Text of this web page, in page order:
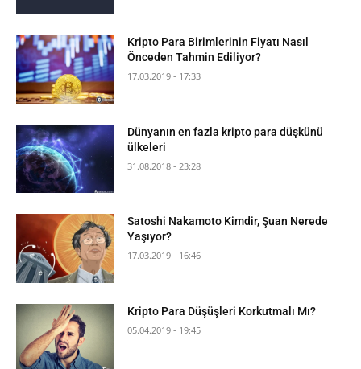
Kripto Para Birimlerinin Fiyatı Nasıl
Önceden Tahmin Ediliyor?
17.03.2019 - 17:33
Dünyanın en fazla kripto para düşkünü
ülkeleri
31.08.2018 - 23:28
Satoshi Nakamoto Kimdir, Şuan Nerede
Yaşıyor?
17.03.2019 - 16:46
Kripto Para Düşüşleri Korkutmalı Mı?
05.04.2019 - 19:45